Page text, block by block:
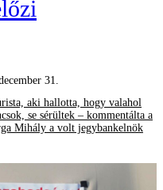
31.
aki hallotta, hogy valahol
se sérültek – kommentálta a
Mihály a volt jegybankelnök